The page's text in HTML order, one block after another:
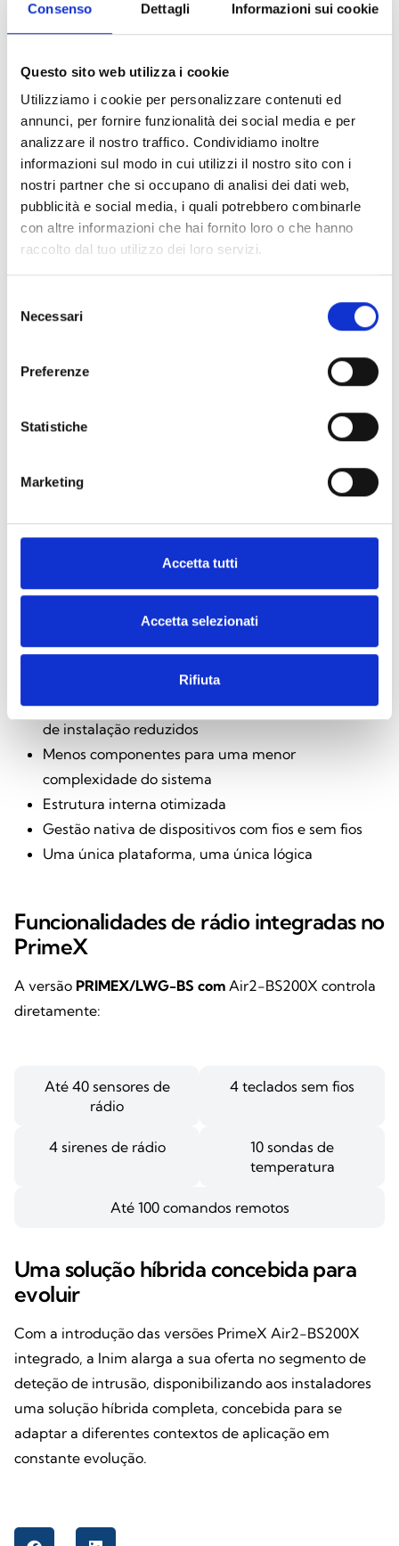
Consenso Dettagli Informazioni sui cookie
Questo sito web utilizza i cookie
Utilizziamo i cookie per personalizzare contenuti ed
annunci, per fornire funzionalità dei social media e per
analizzare il nostro traffico. Condividiamo inoltre
informazioni sul modo in cui utilizzi il nostro sito con i
nostri partner che si occupano di analisi dei dati web,
pubblicità e social media, i quali potrebbero combinarle
con altre informazioni che hai fornito loro o che hanno
raccolto dal tuo utilizzo dei loro servizi.
delNecessari
Preferenze
Statistiche
Marketing
Accetta tutti
Accetta selezionati
Rifiuta
utilização da plataforma PrimeX. Uma única
plataforma permite gerir diferentes cenários,
mantendo a coerência a nível de conceção e de
funcionamento.
Residencial
Pequeno setor terciário
Escritórios e estabelecimentos comerciais
Vantagens para o instalador
A integração do módulo de rádio Air2-BS200X traz
Módulo de rádio já integrado que garante tempos
de instalação reduzidos
Menos componentes para uma menor
complexidade do sistema
Estrutura interna otimizada
Gestão nativa de dispositivos com fios e sem fios
Uma única plataforma, uma única lógica
Funcionalidades de rádio integradas no
PrimeX
A versão PRIMEX/LWG-BS com Air2-BS200X controla
diretamente:
Até 40 sensores de
rádio
4 teclados sem fios
4 sirenes de rádio
10 sondas de
temperatura
Até 100 comandos remotos
Uma solução híbrida concebida para
evoluir
Com a introdução das versões PrimeX Air2-BS200X
integrado, a Inim alarga a sua oferta no segmento de
deteção de intrusão, disponibilizando aos instaladores
uma solução híbrida completa, concebida para se
adaptar a diferentes contextos de aplicação em
constante evolução.